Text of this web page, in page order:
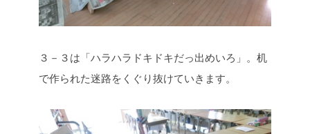
３－３は「ハラハラドキドキだっ出めいろ」。机
で作られた迷路をくぐり抜けていきます。